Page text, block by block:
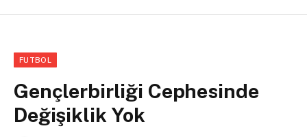
FUTBOL
Gençlerbirliği Cephesinde
Değişiklik Yok